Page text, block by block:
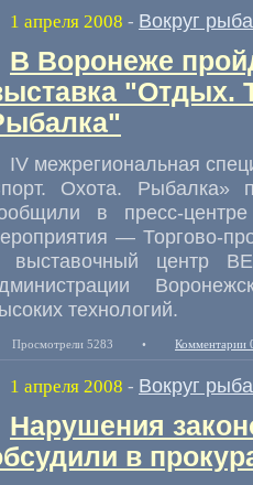
1 апреля 2008 - Вокруг
В Воронеже
"Отдых.
IV межрегиональная
Охота.
в пресс-
— Торгово-
выставочный центр
технологий.
Просмотрели 5283 • Комментарии
1 апреля 2008 - Вокруг
Нарушения
в